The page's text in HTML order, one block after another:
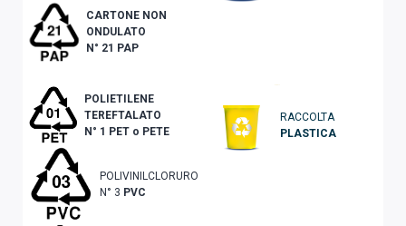
CARTONE NON
ONDULATO
N° 21 PAP
POLIETILENE
TEREFTALATO
N° 1 PETo PETE
POLIVINILCLORURO
N° 3 PVC
RACCOLTA
PLASTICA